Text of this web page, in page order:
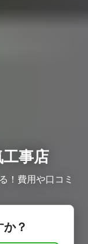
事店
！費用や口コミ
？